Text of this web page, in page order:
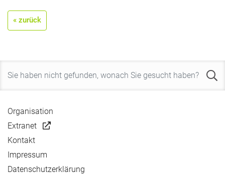
« zurück
Organisation
Extranet
Kontakt
Impressum
Datenschutzerklärung